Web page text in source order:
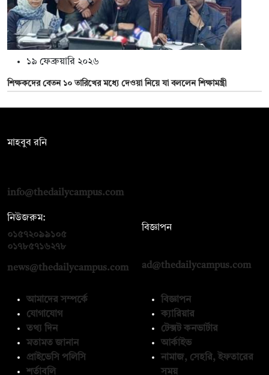
১৯ ফেব্রুয়ারি ২০২৬
শিক্ষকদের বেতন ১০ তারিখের মধ্যে দেওয়া নিয়ে যা বললেন শিক্ষামন্ত্রী
মাহবুব রনি
info@thedailycampus.com
নিউজরুম:
০১৫৭২০৯৯১০৫
০১৭৮৫৭১৬২৭৮
news@thedailycampus.com
বিজ্ঞাপন
ad@thedailycampus.com
আমাদের সম্পর্কে
যোগাযোগ
তথ্য দিন
মতামত জানান
প্রাইভেসি পলিসি
শর্তাবলি
বিজ্ঞাপন
ক্যারিয়ার
টেক্সট কনভার্টার
আর্কাইভ
নামাজ, সেহরি, ইফতারের
সময়